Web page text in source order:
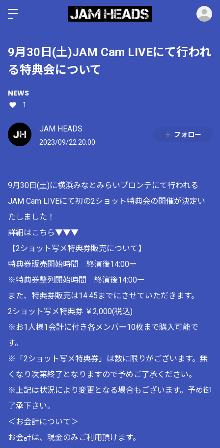
9月30日(土)JAM Cam LIVEにて行われ
る特典会について
NEWS
1
JAM HEADS
2023/09/22 20:00
フォロー
9月30日(土)に横浜みなとみらいブロンテにて行われる
JAM Cam LIVEにて初の2ショット特典会の開催が決定い
たしました！
詳細はこちら▼▼▼
【2ショット写メ特典券販売について】
特典券販売開始時間 終演後14:00ー
※特典券整列開始時間 終演後14:00ー
また、特典券販売は14:45までにさせていただきます。
2ショット写メ特典券 ￥2,000(税込)
※お1人様1会計に付き各メンバー10枚まで購入可能で
す。
※「2ショット写メ特典券」は数に限りがございます。無
くなり次第終了となりますので予めご了承ください。
※上記は状況により変更となる場合もございます。予め御
了承下さい。
＜お会計について＞
お会計は、現金のみご利用頂けます。